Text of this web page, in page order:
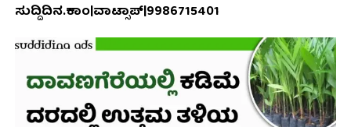
ಸುದ್ದಿದಿನ.ಕಾಂ|ವಾಟ್ಸಾಪ್|9986715401